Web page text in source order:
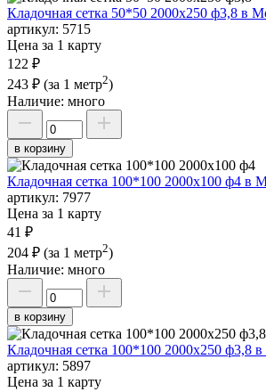
Кладочная сетка 50*50 2000х250 ф3,8 в
артикул: 5715
Цена за 1 карту
122 ₽
243 ₽ (за 1 метр2)
Наличие: много
в корзину
Кладочная сетка 100*100 2000х100 ф4 в
артикул: 7977
Цена за 1 карту
41 ₽
204 ₽ (за 1 метр2)
Наличие: много
в корзину
Кладочная сетка 100*100 2000х250 ф3,8
артикул: 5897
Цена за 1 карту